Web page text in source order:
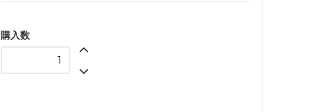
購入数